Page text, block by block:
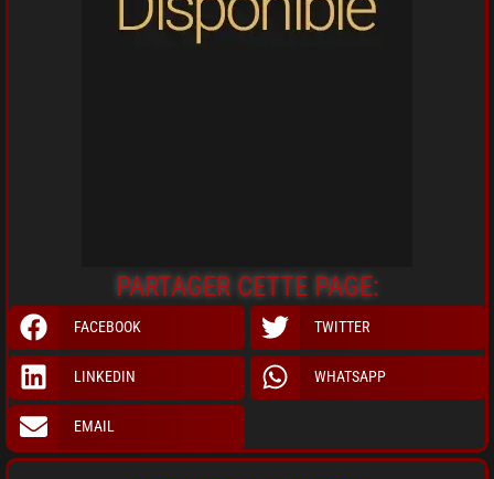
PARTAGER CETTE PAGE:
FACEBOOK TWITTER
LINKEDIN WHATSAPP
EMAIL